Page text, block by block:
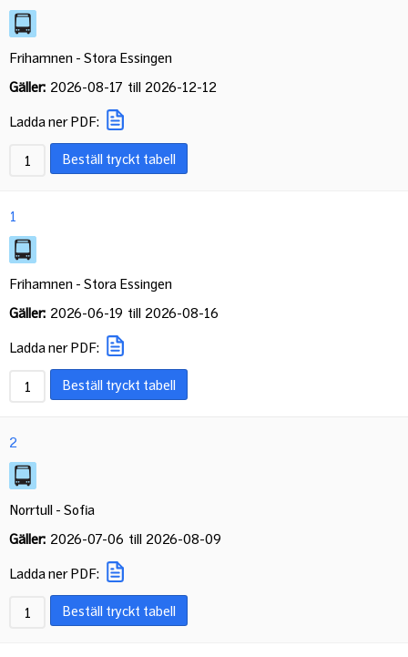
Frihamnen - Stora Essingen
Gäller: 2026-08-17 till 2026-12-12
Ladda ner PDF:
Beställ tryckt tabell
1
Frihamnen - Stora Essingen
Gäller: 2026-06-19 till 2026-08-16
Ladda ner PDF:
Beställ tryckt tabell
2
Norrtull - Sofia
Gäller: 2026-07-06 till 2026-08-09
Ladda ner PDF:
Beställ tryckt tabell